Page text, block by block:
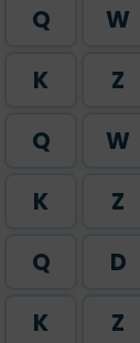
Q
W
K
Z
Q
W
K
Z
Q
D
K
Z